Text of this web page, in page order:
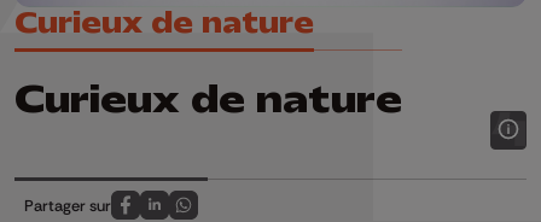
Curieux de nature
Curieux de nature
Partager sur
Partagez sur FaceBook
Partagez sur LinkedIn
Partagez sur Whatsapp